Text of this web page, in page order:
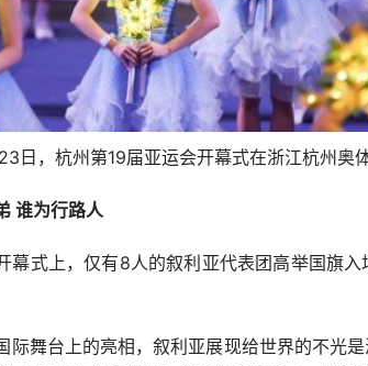
日，杭州第19届亚运会开幕式在浙江杭州奥
谁为行路人
式上，仅有8人的叙利亚代表团高举国旗入
舞台上的亮相，叙利亚展现给世界的不光是